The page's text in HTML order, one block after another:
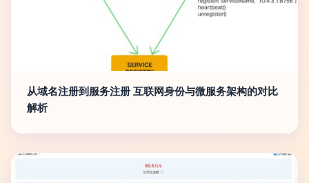
从域名注册到服务注册 互联网身份与微服务架构的对比
解析